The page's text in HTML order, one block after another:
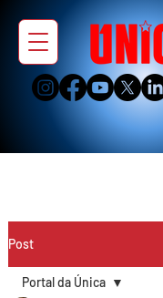
Post
Portal da Única